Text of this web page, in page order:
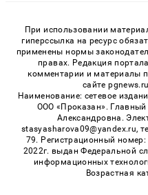
При использовании
гиперссылка на ресурс
применены нормы
правах. Редакция
комментарии и материалы
сайте
Наименование: сетевое
ООО «Проказан».
Александровна.
stasyasharova09@yandex.ru,
79. Регистрационный
2022г. выдан Федеральной
информационных
Возрастная